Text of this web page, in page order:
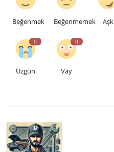
Beğenmek Beğenmemek Aşk
0
Üzgün
0
Vay